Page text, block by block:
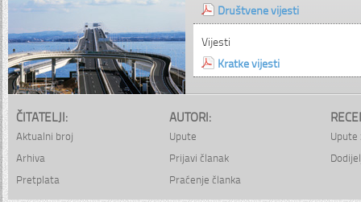
Društvene vijesti
Vijesti
Kratke vijesti
ČITATELJI:
Aktualni broj
Arhiva
Pretplata
AUTORI:
Upute
Prijavi članak
Praćenje članka
Upute